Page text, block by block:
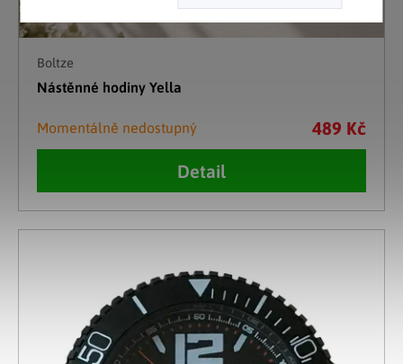
Boltze
Nástěnné hodiny Yella
Momentálně nedostupný 489 Kč
Detail